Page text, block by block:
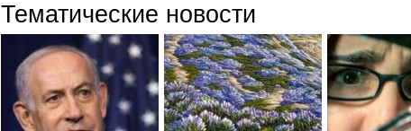
Тематические новости